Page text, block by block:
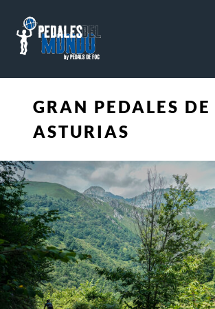
GRAN PEDALES DE
ASTURIAS